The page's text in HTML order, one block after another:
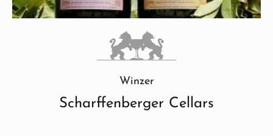
Winzer
Scharffenberger Cellars